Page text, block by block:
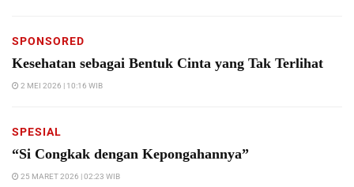
SPONSORED
Kesehatan sebagai Bentuk Cinta yang Tak Terlihat
2 MEI 2026 | 10:16 WIB
SPESIAL
“Si Congkak dengan Kepongahannya”
25 MARET 2026 | 02:23 WIB